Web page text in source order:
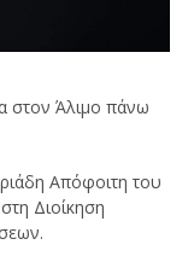
στον Άλιμο πάνω
Απόφοιτη του
Διοίκηση